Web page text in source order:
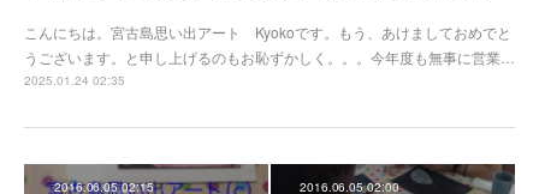
こんにちは。宮古島思い出アート Kyokoです。もう、あけましておめでと
うございます。と申し上げるのもお恥ずかしく。。。今年度も無事に営業…
2025.01.24 02:35
2016.06.05 02:15 2016.06.05 02:00